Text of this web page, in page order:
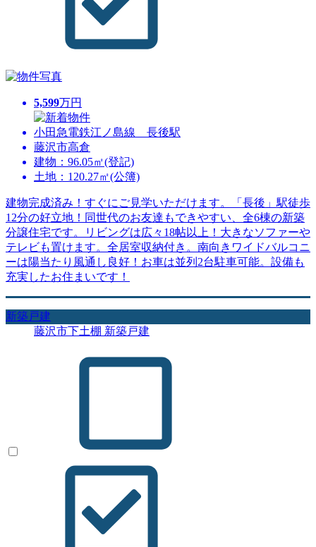
5,599万円
小田急電鉄江ノ島線 長後駅
藤沢市高倉
建物：96.05㎡(登記)
土地：120.27㎡(公簿)
建物完成済み！すぐにご見学いただけます。「長後」駅徒歩
12分の好立地！同世代のお友達もできやすい、全6棟の新築
分譲住宅です。リビングは広々18帖以上！大きなソファーや
テレビも置けます。全居室収納付き。南向きワイドバルコニ
ーは陽当たり風通し良好！お車は並列2台駐車可能。設備も
充実したお住まいです！
新築戸建
藤沢市下土棚 新築戸建